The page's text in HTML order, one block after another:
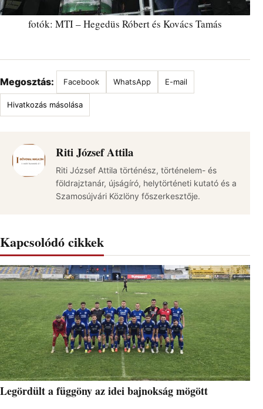
fotók: MTI – Hegedüs Róbert és Kovács Tamás
Megosztás: Facebook WhatsApp E-mail
Hivatkozás másolása
Riti József Attila
Riti József Attila történész, történelem- és
földrajztanár, újságíró, helytörténeti kutató és a
Szamosújvári Közlöny főszerkesztője.
Kapcsolódó cikkek
Legördült a függöny az idei bajnokság mögött